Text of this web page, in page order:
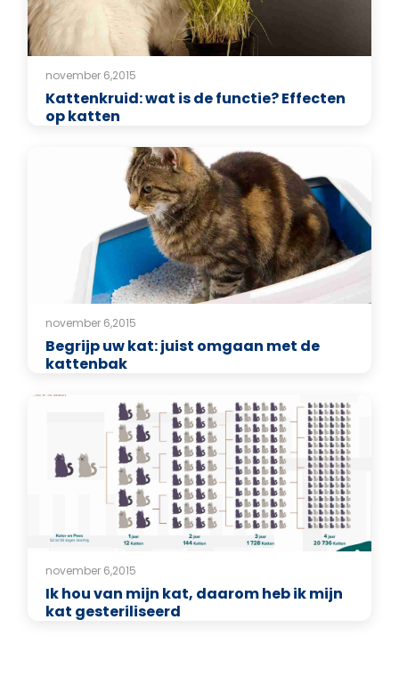
november 6,2015
Kattenkruid: wat is de functie? Effecten
op katten
november 6,2015
Begrijp uw kat: juist omgaan met de
kattenbak
november 6,2015
Ik hou van mijn kat, daarom heb ik mijn
kat gesteriliseerd